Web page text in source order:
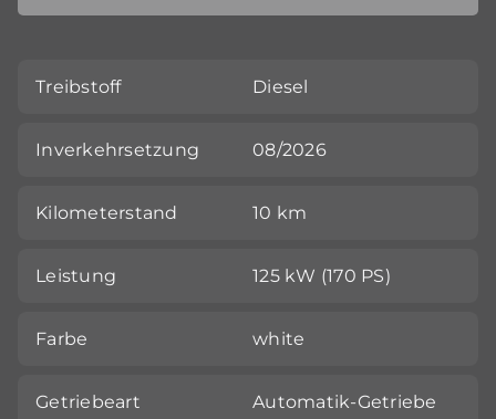
Treibstoff Diesel
Inverkehrsetzung 08/2026
Kilometerstand 10 km
Leistung 125 kW (170 PS)
Farbe white
Getriebeart Automatik-Getriebe